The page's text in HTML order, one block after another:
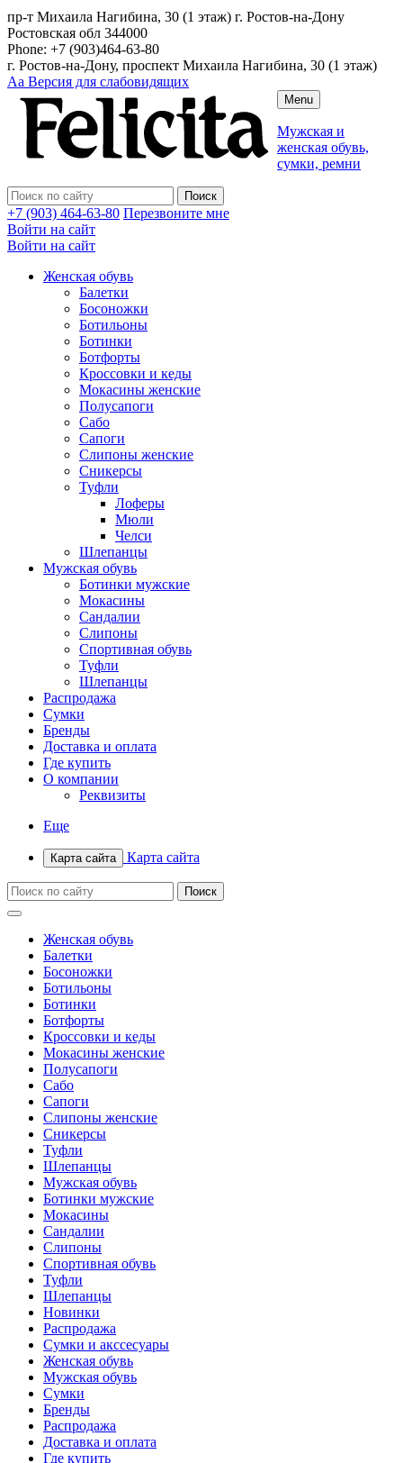
пр-т Михаила Нагибина, 30 (1 этаж) г. Ростов-на-Дону
Ростовская обл 344000
Phone: +7 (903)464-63-80
г. Ростов-на-Дону, проспект Михаила Нагибина, 30 (1 этаж)
Аа Версия для слабовидящих
Menu
Мужская и
женская обувь,
сумки, ремни
+7 (903) 464-63-80 Перезвоните мне
Войти на сайт
Войти на сайт
Женская обувь
Балетки
Босоножки
Ботильоны
Ботинки
Ботфорты
Кроссовки и кеды
Мокасины женские
Полусапоги
Сабо
Сапоги
Слипоны женские
Сникерсы
Туфли
Лоферы
Мюли
Челси
Шлепанцы
Мужская обувь
Ботинки мужские
Мокасины
Сандалии
Слипоны
Спортивная обувь
Туфли
Шлепанцы
Распродажа
Сумки
Бренды
Доставка и оплата
Где купить
О компании
Реквизиты
Еще
Карта сайта Карта сайта
Женская обувь
Балетки
Босоножки
Ботильоны
Ботинки
Ботфорты
Кроссовки и кеды
Мокасины женские
Полусапоги
Сабо
Сапоги
Слипоны женские
Сникерсы
Туфли
Шлепанцы
Мужская обувь
Ботинки мужские
Мокасины
Сандалии
Слипоны
Спортивная обувь
Туфли
Шлепанцы
Новинки
Распродажа
Сумки и акссесуары
Женская обувь
Мужская обувь
Сумки
Бренды
Распродажа
Доставка и оплата
Где купить